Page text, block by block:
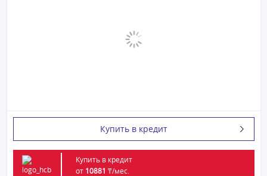
Купить в кредит
Купить в кредит
от 10881 ₸/мес.